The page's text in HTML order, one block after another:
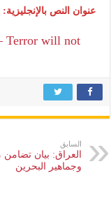
عنوان النص بالإنجليزية:
Terror will not
السابق
العراق: بيان
وجماهير البحرين